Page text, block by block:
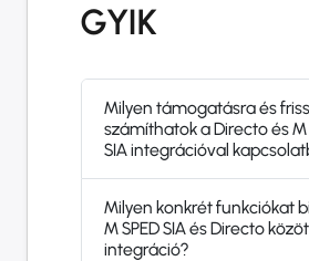
GYIK
Milyen támogatásra és
számíthatok a Directo és M
SIA integrációval
Milyen konkrét funkciókat
M SPED SIA és Directo
integráció?